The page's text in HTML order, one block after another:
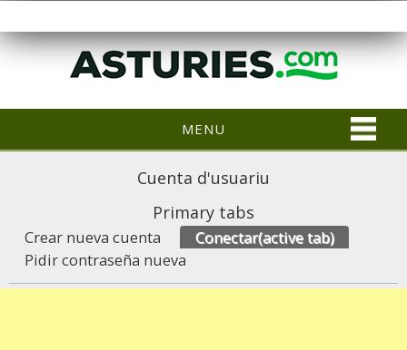
MENU
Cuenta d'usuariu
Primary tabs
Crear nueva cuenta Conectar(active tab)
Pidir contraseña nueva